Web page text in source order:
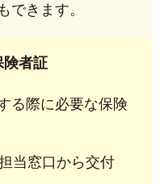
きます。
者証
る際に必要な保険
当窓口から交付